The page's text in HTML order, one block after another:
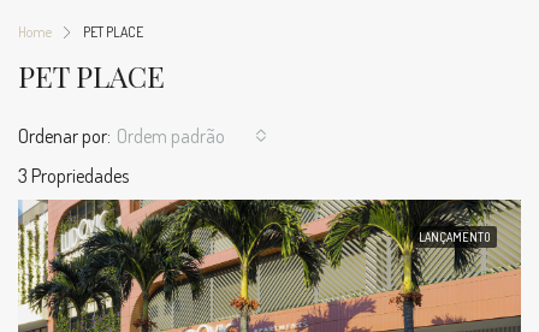
Home PET PLACE
PET PLACE
3 Propriedades
Ordenar por: Ordem padrão
LANÇAMENTO